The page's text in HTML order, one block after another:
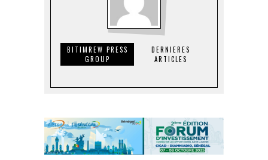
BITIMREW PRESS
GROUP
DERNIERES
ARTICLES